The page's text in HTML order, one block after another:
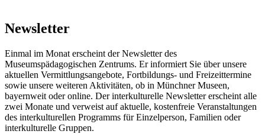
Newsletter
Einmal im Monat erscheint der Newsletter des
Museumspädagogischen Zentrums. Er informiert Sie über unsere
aktuellen Vermittlungsangebote, Fortbildungs- und Freizeittermine
sowie unsere weiteren Aktivitäten, ob in Münchner Museen,
bayernweit oder online. Der interkulturelle Newsletter erscheint alle
zwei Monate und verweist auf aktuelle, kostenfreie Veranstaltungen
des interkulturellen Programms für Einzelperson, Familien oder
interkulturelle Gruppen.